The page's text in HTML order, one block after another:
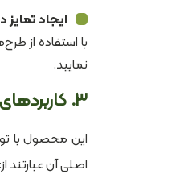
ایجاد تمایز
با استفاده از
نمایید.
۳. کاربردهای پیشنهادی
این محصول با
اصلی آن عبارتند از: